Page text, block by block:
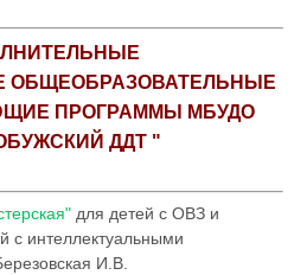
ОБЩЕОБРАЗОВАТЕЛЬНЫЕ
ПРОГРАММЫ МБУДО
ДДТ "
для детей с ОВЗ и
с интеллектуальными
И.В.